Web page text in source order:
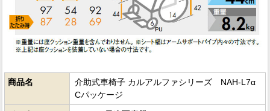
商品名
介助式車椅子 カルアルファシリーズ NAH-L7α
Cパッケージ